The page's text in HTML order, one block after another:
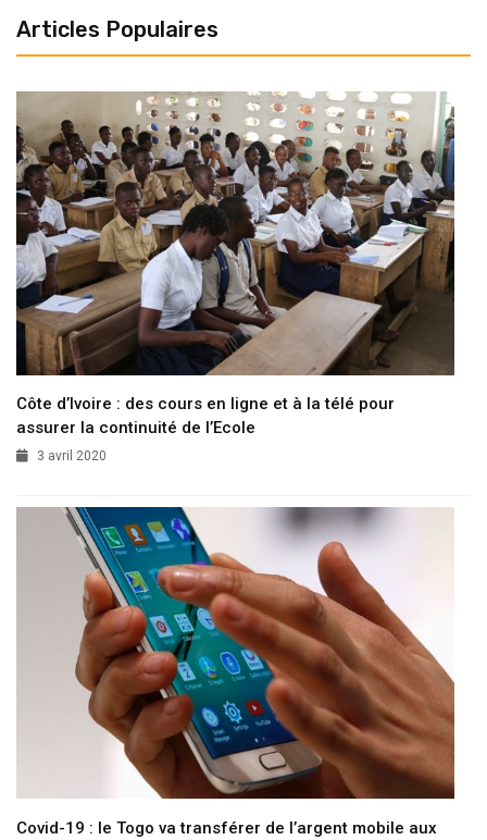
Articles Populaires
Côte d’Ivoire : des cours en ligne et à la télé pour
assurer la continuité de l’Ecole
3 avril 2020
Covid-19 : le Togo va transférer de l’argent mobile aux